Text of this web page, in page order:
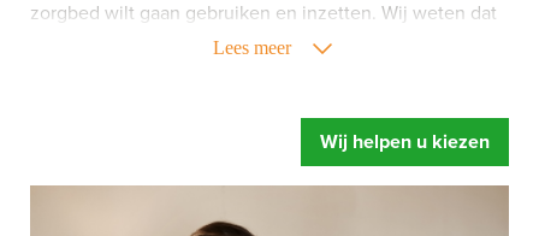
Lees meer
zorgbed wilt gaan gebruiken en inzetten. Wij weten dat
het gebruik van zorghulpmiddelen niet altijd leuk is,
zorgbed doet, maar richt u vooral op wat een speciaal
zorgbed u oplevert. Meer ontspanning, u voelt zich fitter
en een betere begeleiding.
Wij helpen u kiezen